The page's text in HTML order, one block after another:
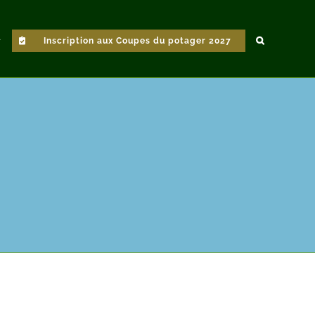
Inscription aux Coupes du potager 2027